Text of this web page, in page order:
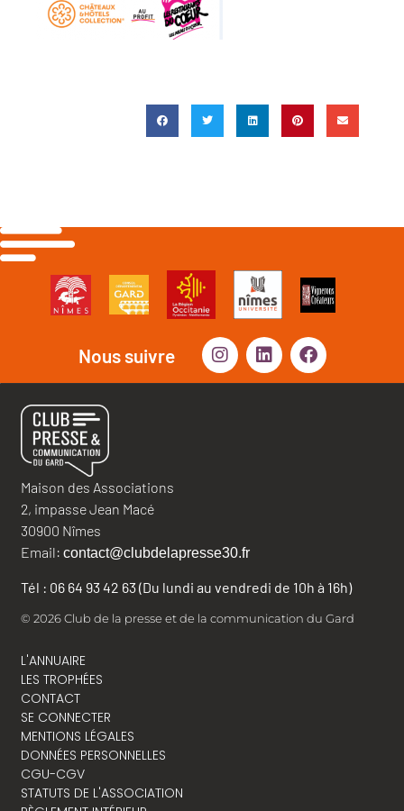
Nous suivre
Maison des Associations
2, impasse Jean Macé
30900 Nîmes
Email: contact@clubdelapresse30.fr
Tél : 06 64 93 42 63 (Du lundi au vendredi de 10h à 16h)
© 2026 Club de la presse et de la communication du Gard
L'ANNUAIRE
LES TROPHÉES
CONTACT
SE CONNECTER
MENTIONS LÉGALES
DONNÉES PERSONNELLES
CGU-CGV
STATUTS DE L'ASSOCIATION